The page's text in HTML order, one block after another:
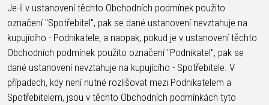
PODPORA
NEJČASTĚJŠÍ
OTÁZKY
REGISTRACE
RÁMU
B2B LOGIN
PODMÍNKY
DOPRAVA A
DODACÍ
PODMÍNKY
ODSTOUPENÍ
OD SMLOUVY
OCHRANA
Je-li v ustanovení těchto Obchodních podmínek použito
označení "Spotřebitel", pak se dané ustanovení nevztahuje na
kupujícího - Podnikatele, a naopak, pokud je v ustanovení těchto
Obchodních podmínek použito označení "Podnikatel", pak se
dané ustanovení nevztahuje na kupujícího - Spotřebitele. V
případech, kdy není nutné rozlišovat mezi Podnikatelem a
Spotřebitelem, jsou v těchto Obchodních podmínkách tyto